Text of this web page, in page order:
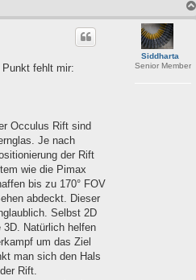
Siddharta
Senior Member
fehlt mir:
Occulus Rift sind
Je nach
der Rift
wie die Pimax
bis zu 170° FOV
abdeckt. Dieser
Selbst 2D
Natürlich helfen
um das Ziel
man sich den Hals
Rift.